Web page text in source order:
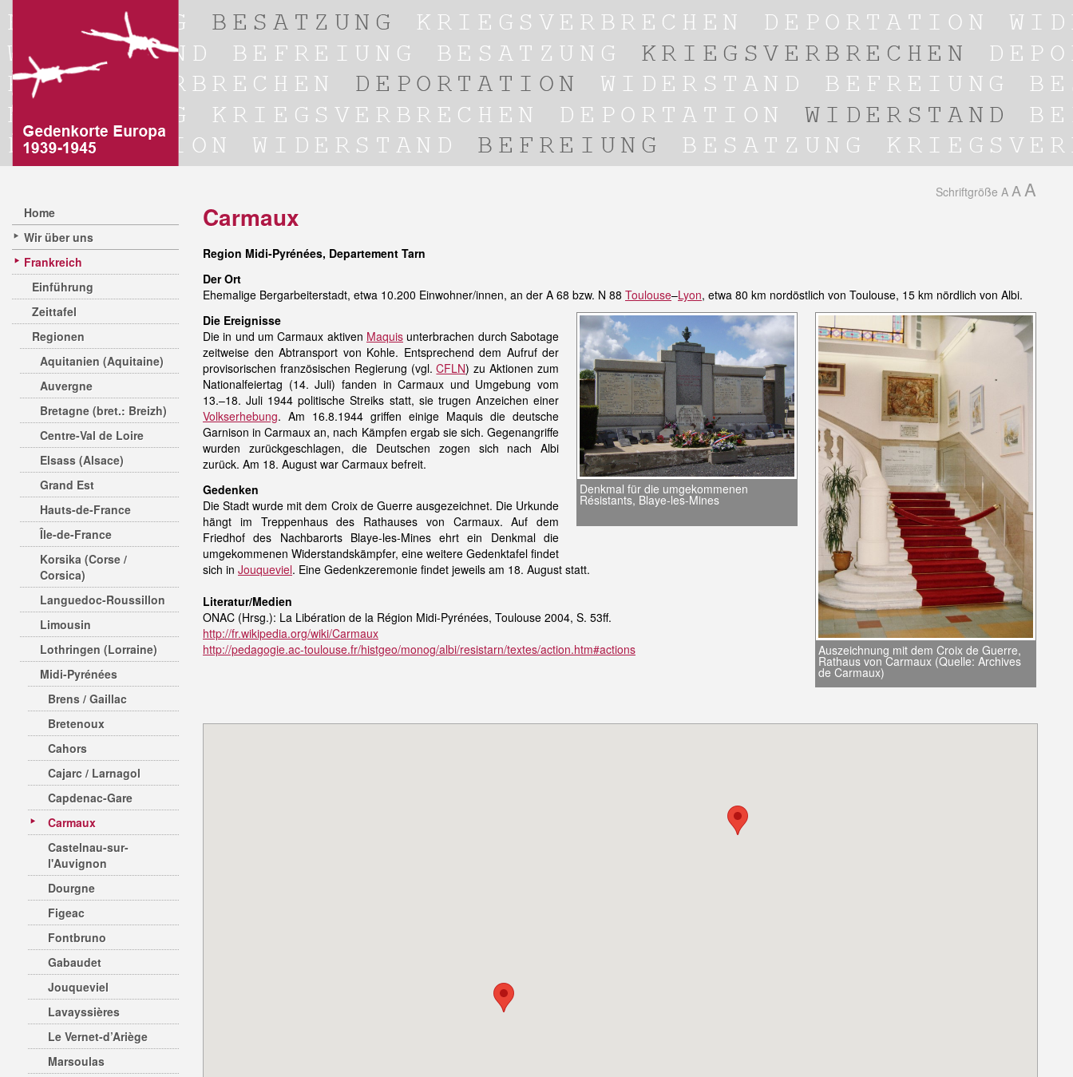
Home
Wir über uns
Frankreich
Einführung
Zeittafel
Regionen
Aquitanien (Aquitaine)
Auvergne
Bretagne (bret.: Breizh)
Centre-Val de Loire
Elsass (Alsace)
Grand Est
Hauts-de-France
Île-de-France
Korsika (Corse /
Corsica)
Languedoc-Roussillon
Limousin
Lothringen (Lorraine)
Midi-Pyrénées
Brens / Gaillac
Bretenoux
Cahors
Cajarc / Larnagol
Capdenac-Gare
Carmaux
Castelnau-sur-
l'Auvignon
Dourgne
Figeac
Fontbruno
Gabaudet
Jouqueviel
Lavayssières
Le Vernet-d’Ariège
Marsoulas
Schriftgröße A A A
Carmaux
Region Midi-Pyrénées, Departement Tarn
Der Ort
Ehemalige Bergarbeiterstadt, etwa 10.200 Einwohner/innen, an der A 68 bzw. N 88 Toulouse–Lyon, etwa 80 km nordöstlich von Toulouse, 15 km nördlich von Albi.
Auszeichnung mit dem Croix de Guerre,
Rathaus von Carmaux (Quelle: Archives
de Carmaux)
Denkmal für die umgekommenen
Résistants, Blaye-les-Mines
Die Ereignisse
Die in und um Carmaux aktiven Maquis unterbrachen durch Sabotage
zeitweise den Abtransport von Kohle. Entsprechend dem Aufruf der
provisorischen französischen Regierung (vgl.CFLN) zu Aktionen zum
Nationalfeiertag (14. Juli) fanden in Carmaux und Umgebung vom
13.–18. Juli 1944 politische Streiks statt, sie trugen Anzeichen einer
Volkserhebung. Am 16.8.1944 griffen einige Maquis die deutsche
Garnison in Carmaux an, nach Kämpfen ergab sie sich. Gegenangriffe
wurden zurückgeschlagen, die Deutschen zogen sich nach Albi
zurück. Am 18. August war Carmaux befreit.
Gedenken
Die Stadt wurde mit dem Croix de Guerre ausgezeichnet. Die Urkunde
hängt im Treppenhaus des Rathauses von Carmaux. Auf dem
Friedhof des Nachbarorts Blaye-les-Mines ehrt ein Denkmal die
umgekommenen Widerstandskämpfer, eine weitere Gedenktafel findet
sich in Jouqueviel. Eine Gedenkzeremonie findet jeweils am 18. August statt.
Literatur/Medien
ONAC (Hrsg.): La Libération de la Région Midi-Pyrénées, Toulouse 2004, S. 53ff.
http://fr.wikipedia.org/wiki/Carmaux
http://pedagogie.ac-toulouse.fr/histgeo/monog/albi/resistarn/textes/action.htm#actions